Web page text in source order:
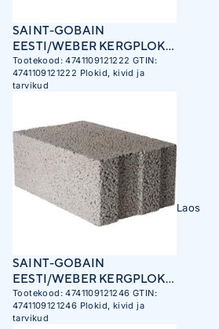
SAINT-GOBAIN
EESTI/WEBER KERGPLOKK
KOLM 250X185X480MM
EFEKT
Tootekood:4741109121222 GTIN:
4741109121222 Plokid, kivid ja
tarvikud
SAINT-GOBAIN
EESTI/WEBER KERGPLOKK
KOLM 300X185X480MM
EFEKT
Tootekood:4741109121246 GTIN:
4741109121246 Plokid, kivid ja
tarvikud
Laos